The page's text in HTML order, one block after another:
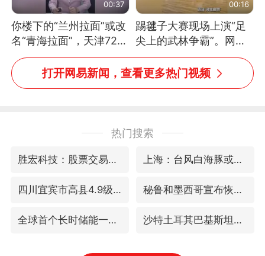
00:37
你楼下的“兰州拉面”或改
名“青海拉面”，天津72家
面馆已集体更换招牌
00:16
踢毽子大赛现场上演“足
尖上的武林争霸”。网
友：这哪是踢毽子，分明
是武侠片现场！#睡个好
打开网易新闻，查看更多热门视频
热门搜索
胜宏科技：股票交易异常波动 上海：台风白海豚或将带来龙卷风
四川宜宾市高县4.9级地震致1人死亡 秘鲁和墨西哥宣布恢复外交关系
全球首个长时储能一体化产业园量产 沙特土耳其巴基斯坦签署共同防务协议